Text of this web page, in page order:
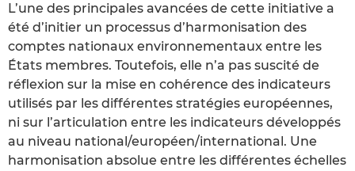
L’une des principales avancées de cette initiative a
été d’initier un processus d’harmonisation des
comptes nationaux environnementaux entre les
États membres. Toutefois, elle n’a pas suscité de
réflexion sur la mise en cohérence des indicateurs
utilisés par les différentes stratégies européennes,
ni sur l’articulation entre les indicateurs développés
au niveau national/européen/international. Une
harmonisation absolue entre les différentes échelles